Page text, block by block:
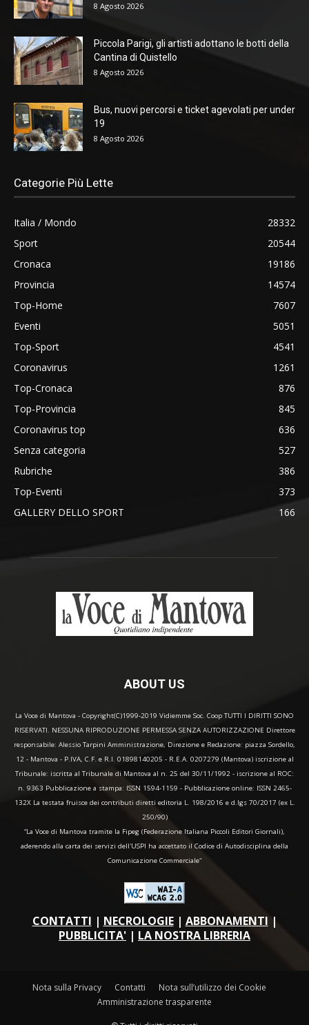
8 Agosto 2026
Piccola Parigi, gli artisti adottano le botti della
Cantina di Quistello
8 Agosto 2026
Bus, nuovi percorsi e ticket agevolati per under
19
8 Agosto 2026
Categorie Più Lette
Italia / Mondo
28332
Sport
20544
Cronaca
19186
Provincia
14574
Top-Home
7607
Eventi
5051
Top-Sport
4541
Coronavirus
1261
Top-Cronaca
876
Top-Provincia
845
Coronavirus top
636
Senza categoria
527
Rubriche
386
Top-Eventi
373
GALLERY DELLO SPORT
166
ABOUT US
La Voce di Mantova - Copyright(C)1999-2019 Vidiemme Soc. Coop TUTTI I DIRITTI SONO
RISERVATI. NESSUNA RIPRODUZIONE PERMESSA SENZA AUTORIZZAZIONE Direttore
responsabile: Alessio Tarpini Amministrazione, Direzione e Redazione: piazza Sordello,
12 - Mantova - P.IVA, C.F. e R.I. 01898140205 - R.E.A. 0207279 (Mantova) iscrizione al
Tribunale: iscritta al Tribunale di Mantova al n. 25 del 30/11/1992 - iscrizione al ROC:
n. 9363 Pubblicazione a stampa: ISSN 1594-1159 - Pubblicazione online: ISSN 2465-
132X La testata fruisce dei contributi diretti editoria L. 198/2016 e d.lgs 70/2017 (ex L.
250/90)
“La Voce di Mantova tramite la Fipeg (Federazione Italiana Piccoli Editori Giornali),
aderendo alla carta dei servizi dell'USPI ha accettato il Codice di Autodisciplina della
Comunicazione Commerciale"
CONTATTI | NECROLOGIE| ABBONAMENTI |
PUBBLICITA' | LA NOSTRA LIBRERIA
Nota sulla Privacy Contatti
Nota sull’utilizzo dei Cookie
Amministrazione trasparente